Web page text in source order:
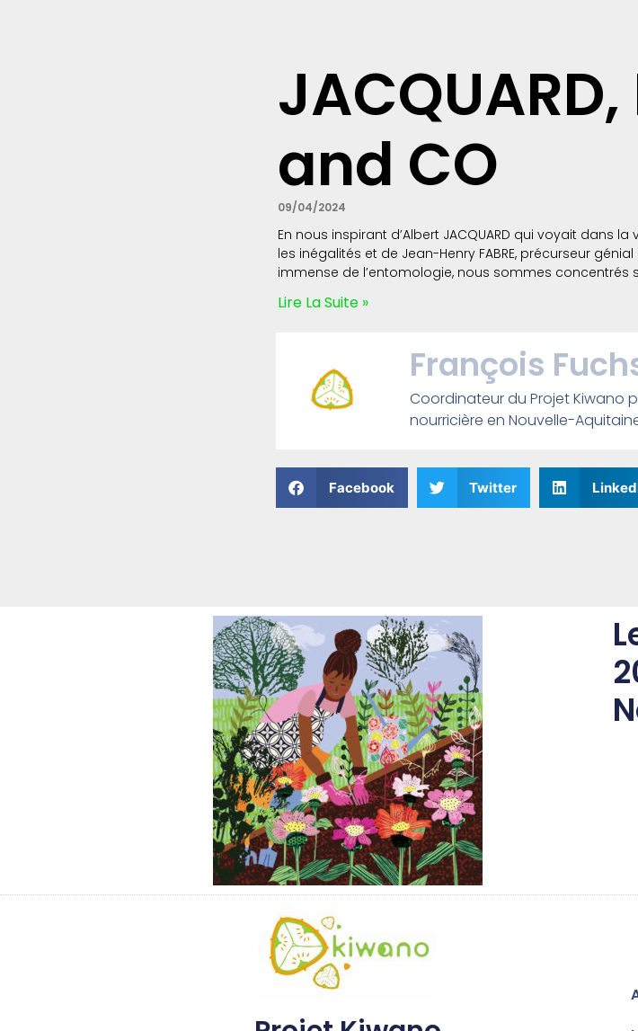
JACQUARD,
and CO
09/04/2024
En nous inspirant d’Albert JACQUARD qui voyait dans
les inégalités et de Jean-Henry FABRE, précurseur
immense de l’entomologie, nous sommes concentrés
Lire La Suite »
François
Coordinateur du Projet Kiwano
nourricière en Nouvelle-
Facebook Twitter